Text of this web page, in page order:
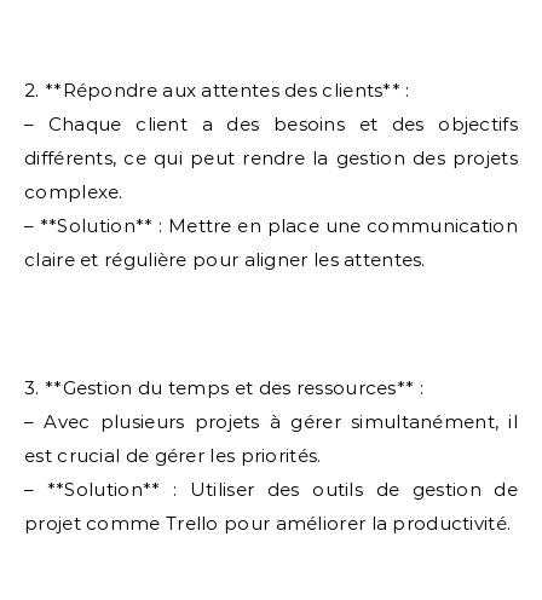
2. **Répondre aux attentes des clients** :
– Chaque client a des besoins et des objectifs
différents, ce qui peut rendre la gestion des projets
complexe.
– **Solution** : Mettre en place une communication
claire et régulière pour aligner les attentes.
3. **Gestion du temps et des ressources** :
– Avec plusieurs projets à gérer simultanément, il
est crucial de gérer les priorités.
– **Solution** : Utiliser des outils de gestion de
projet comme Trello pour améliorer la productivité.